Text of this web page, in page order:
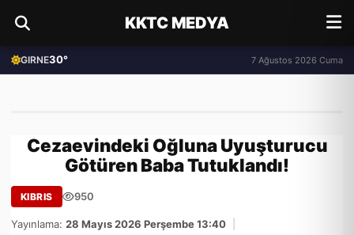
KKTC MEDYA
GIRNE30° 7 Ağustos 2026 Cuma
Cezaevindeki Oğluna Uyuşturucu
Götüren Baba Tutuklandı!
KIBRIS 950
Yayınlama: 28 Mayıs 2026 Perşembe 13:40